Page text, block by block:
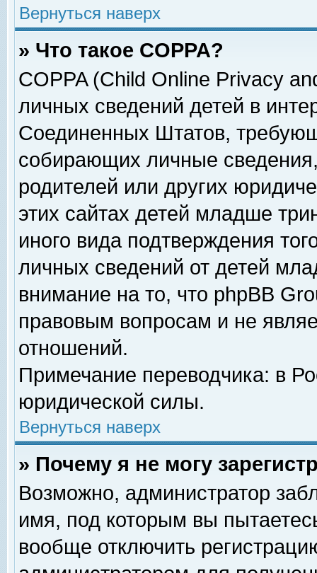
Вернуться наверх
» Что такое COPPA?
COPPA (Child Online Privacy
личных сведений детей в
Соединенных Штатов,
собирающих личные
родителей или других
этих сайтах детей младше
иного вида подтверждения
личных сведений от детей
внимание на то, что phpBB
правовым вопросам и не
отношений.
Примечание переводчика: в
юридической силы.
Вернуться наверх
» Почему я не могу
Возможно, администратор
имя, под которым вы
вообще отключить